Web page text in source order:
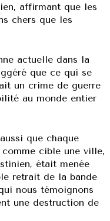
affirmant que les
chers que les
actuelle dans la
que ce qui se
un crime de guerre
au monde entier
que chaque
cible une ville,
était menée
retrait de la bande
nous témoignons
une destruction de